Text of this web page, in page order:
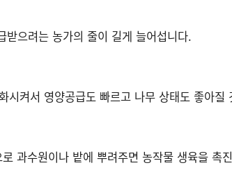
받으려는 농가의 줄이 길게 늘어섭니다.
시켜서 영양공급도 빠르고 나무 상태도 좋아질
과수원이나 밭에 뿌려주면 농작물 생육을 촉